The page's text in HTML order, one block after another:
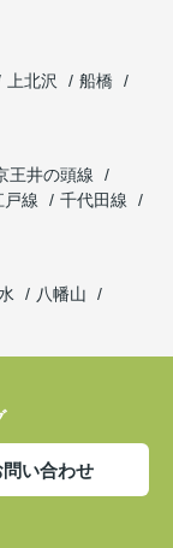
上北沢
船橋
王井の頭線
戸線
千代田線
八幡山
い合わせ